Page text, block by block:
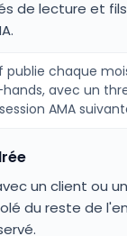
de lecture et
chaque
avec un
AMA
un client ou un
du reste de